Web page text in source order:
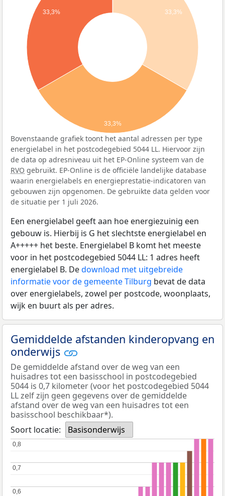
33,3%
33,3%
33,3%
Bovenstaande grafiek toont het aantal adressen per type
energielabel in het postcodegebied 5044 LL. Hiervoor zijn
de data op adresniveau uit het EP-Online systeem van de
RVO gebruikt. EP-Online is de officiële landelijke database
waarin energielabels en energieprestatie-indicatoren van
gebouwen zijn opgenomen. De gebruikte data gelden voor
de situatie per 1 juli 2026.
Een energielabel geeft aan hoe energiezuinig een
gebouw is. Hierbij is G het slechtste energielabel en
A+++++ het beste. Energielabel B komt het meeste
voor in het postcodegebied 5044 LL: 1 adres heeft
energielabel B. Dedownload met uitgebreide
informatie voor de gemeente Tilburg bevat de data
over energielabels, zowel per postcode, woonplaats,
wijk en buurt als per adres.
Gemiddelde afstanden kinderopvang en
onderwijs
De gemiddelde afstand over de weg van een
huisadres tot een basisschool in postcodegebied
5044 is 0,7 kilometer (voor het postcodegebied 5044
LL zelf zijn geen gegevens over de gemiddelde
afstand over de weg van een huisadres tot een
basisschool beschikbaar*).
Soort locatie:
Basisonderwijs
0,6
0,6
0,7
0,7
0,8
0,8